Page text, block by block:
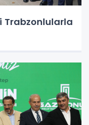
Trabzonlularla